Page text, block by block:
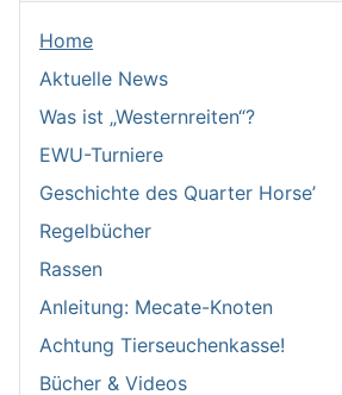
Home
Aktuelle News
Was ist „Westernreiten“?
EWU-Turniere
Geschichte des Quarter Horse’
Regelbücher
Rassen
Anleitung: Mecate-Knoten
Achtung Tierseuchenkasse!
Bücher & Videos